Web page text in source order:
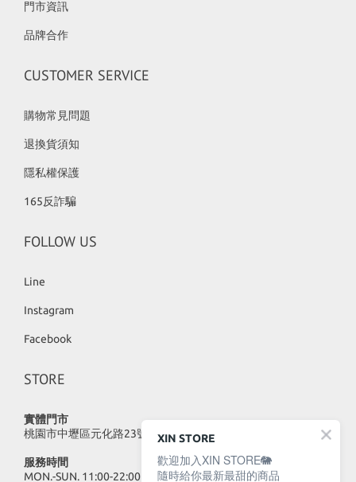
門市資訊
品牌合作
CUSTOMER SERVICE
購物常見問題
退換貨須知
隱私權保護
165反詐騙
FOLLOW US
Line
Instagram
Facebook
STORE
實體門市
桃園市中壢區元化路23號
服務時間
MON.-SUN. 11:00-22:00
XIN STORE
歡迎加入XIN STORE🐘
隨時給你最新最甜的商品